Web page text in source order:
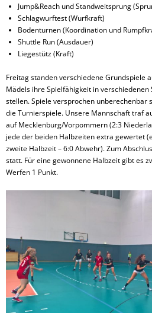
Jump&Reach und Standweitsprung
Schlagwurftest (Wurfkraft)
Bodenturnen (Koordination und
Shuttle Run (Ausdauer)
Liegestütz (Kraft)
Freitag standen verschiedene Grundspiele
Mädels ihre Spielfähigkeit in
stellen. Spiele versprochen unberechenbar
die Turnierspiele. Unsere Mannschaft traf
auf Mecklenburg/Vorpommern (2:3
jede der beiden Halbzeiten extra gewertet
zweite Halbzeit – 6:0 Abwehr). Zum
statt. Für eine gewonnene Halbzeit gibt es
Werfen 1 Punkt.